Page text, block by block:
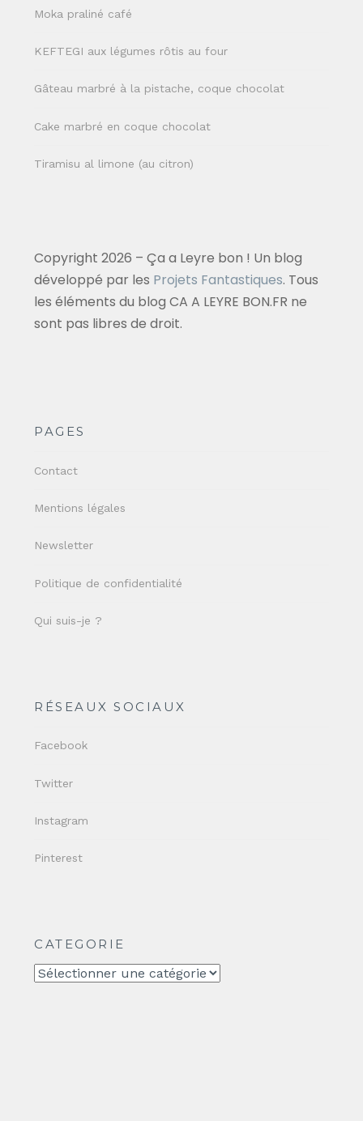
Moka praliné café
KEFTEGI aux légumes rôtis au four
Gâteau marbré à la pistache, coque chocolat
Cake marbré en coque chocolat
Tiramisu al limone (au citron)
Copyright 2026 – Ça a Leyre bon ! Un blog
développé par les Projets Fantastiques. Tous
les éléments du blog CA A LEYRE BON.FR ne
sont pas libres de droit.
PAGES
Contact
Mentions légales
Newsletter
Politique de confidentialité
Qui suis-je ?
RÉSEAUX SOCIAUX
Facebook
Twitter
Instagram
Pinterest
CATEGORIE
CATEGORIE